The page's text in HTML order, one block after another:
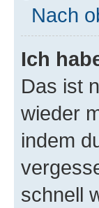
Nach
Ich
Das ist
wieder
indem
schnell